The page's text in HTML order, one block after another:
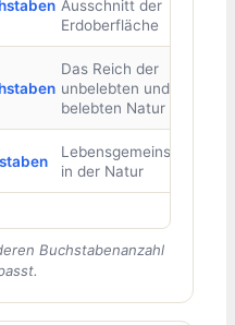
Ausschnitt der
Erdoberfläche
Das Reich der
unbelebten und
belebten Natur
Lebensgemeinschaft
in der Natur
Buchstabenanzahl